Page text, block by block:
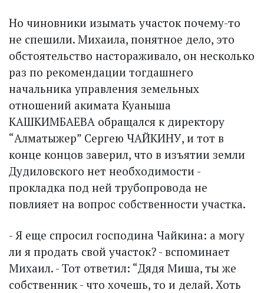
Но чиновники изымать участок почему-то
не спешили. Михаила, понятное дело, это
обстоятельство настораживало, он несколько
раз по рекомендации тогдашнего
начальника управления земельных
отношений акимата Куаныша
КАШКИМБАЕВА обращался к директору
“Алматыжер” Сергею ЧАЙКИНУ, и тот в
конце концов заверил, что в изъятии земли
Дудиловского нет необходимости -
прокладка под ней трубопровода не
повлияет на вопрос собственности участка.
- Я еще спросил господина Чайкина: а могу
ли я продать свой участок? - вспоминает
Михаил. - Тот ответил: “Дядя Миша, ты же
собственник - что хочешь, то и делай. Хоть